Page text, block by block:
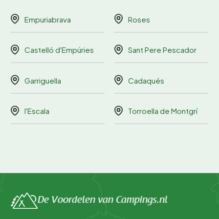
Empuriabrava Roses
Castelló d'Empúries Sant Pere Pescador
Garriguella Cadaqués
l'Escala Torroella de Montgrí
De Voordelen van Campings.nl